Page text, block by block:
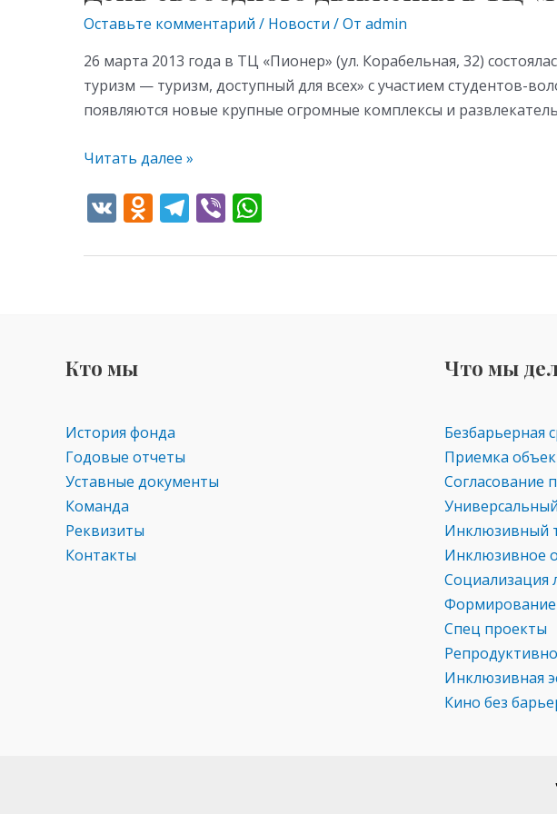
Оставьте комментарий / Новости / От admin
26 марта 2013 года в ТЦ «Пионер» (ул. Корабельная, 32)
туризм — туризм, доступный для всех» с участием студентов-
появляются новые крупные огромные комплексы и
свободного
движения
в
ТЦ
«Пионер»
Читать далее »
V O
n
ki
T
e
Vi
er at
Кто мы
История фонда
Годовые отчеты
Уставные документы
Команда
Реквизиты
Контакты
Что мы
Безбарьерная
Приемка
Согласование
Инклюзивный
Инклюзивное
Социализация
Формирование
Спец проекты
Инклюзивная
Кино без